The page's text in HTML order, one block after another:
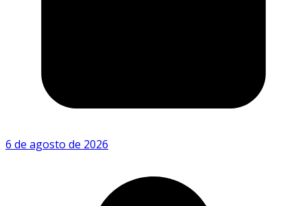
6 de agosto de 2026